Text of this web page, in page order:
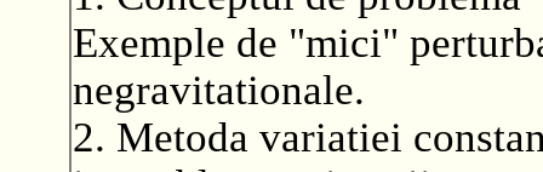
Exemple de "mici"
negravitationale.
2. Metoda variatiei